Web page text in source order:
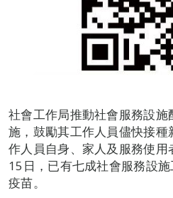
社會工作局推動社會服務設
施，鼓勵其工作人員儘快接
作人員自身、家人及服務使
15日，已有七成社會服務設
疫苗。